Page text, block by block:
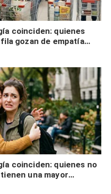
coinciden: quienes
gozan de empatía
tienen autocontrol
coinciden: quienes no
una mayor
físicos y no es por